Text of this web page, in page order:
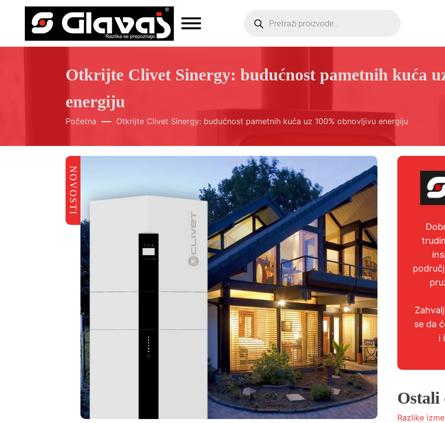
Products
search
Otkrijte Clivet Sinergy: budućnost pametnih kuća
energiju
Početna Otkrijte Clivet Sinergy: budućnost pametnih kuća uz 100% obnovljivu energiju
NOVOSTI
se da
i
Ostali
Razlike